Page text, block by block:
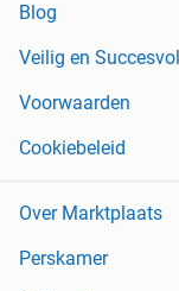
Blog
Veilig en Succesvol
Voorwaarden
Cookiebeleid
Over Marktplaats
Perskamer